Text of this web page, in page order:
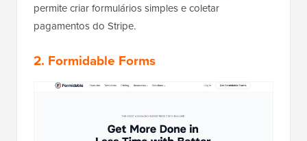
permite criar formulários simples e coletar
pagamentos do Stripe.
2. Formidable Forms